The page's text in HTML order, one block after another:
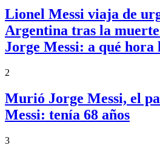
Lionel Messi viaja de
Argentina tras la
Jorge Messi: a qué hora
2
Murió Jorge Messi, el
Messi: tenía 68 años
3